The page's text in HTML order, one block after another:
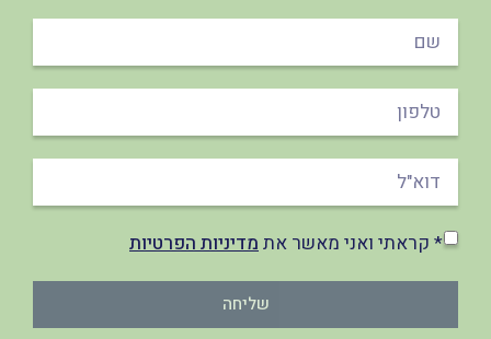
* קראתי ואני מאשר אתמדיניות הפרטיות
שליחה